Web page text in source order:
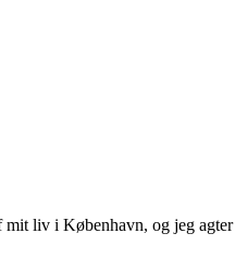
mit liv i København, og jeg agter